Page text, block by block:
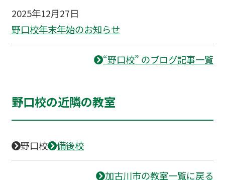
2025年12月27日
野口校年末年始のお知らせ
“野口校” のブログ記事一覧
野口校の近隣の教室
野口校 備後校
加古川市の教室一覧に戻る